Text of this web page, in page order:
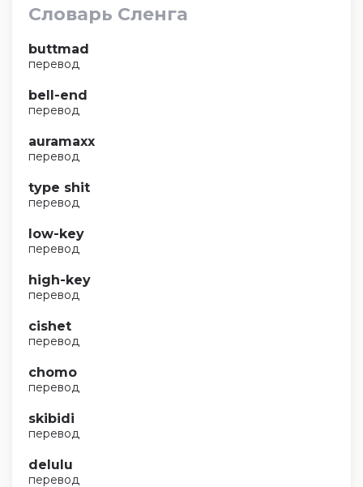
Словарь Сленга
buttmad
перевод
bell-end
перевод
auramaxx
перевод
type shit
перевод
low-key
перевод
high-key
перевод
cishet
перевод
chomo
перевод
skibidi
перевод
delulu
перевод